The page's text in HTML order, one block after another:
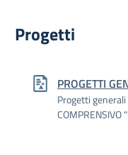
Progetti
PROGETTI
Progetti generali
COMPRENSIVO